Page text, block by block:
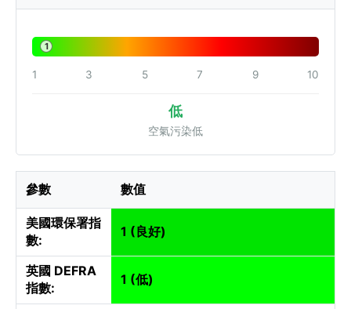
1
1 3 5 7 9 10
低
空氣污染低
參數 數值
美國環保署指
數:
1 (良好)
英國 DEFRA
指數:
1 (低)